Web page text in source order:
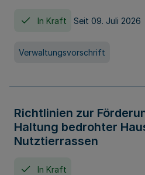
In Kraft Seit 09. Juli 2026
Verwaltungsvorschrift
Richtlinien zur
Haltung bedrohter
Nutztierrassen
In Kraft